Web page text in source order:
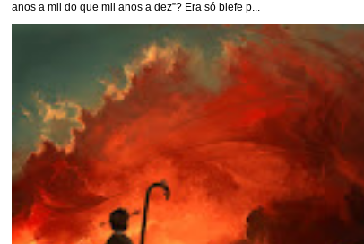
anos a mil do que mil anos a dez”? Era só blefe p...